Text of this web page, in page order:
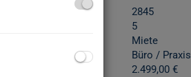
2845
5
Miete
Büro / Praxis
2.499,00 €